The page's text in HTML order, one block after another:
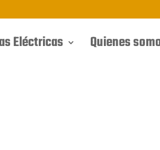
Eléctricas Quienes